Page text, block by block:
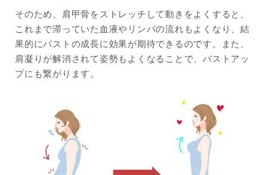
そのため、肩甲骨をストレッチして動きをよくすると、
これまで滞っていた血液やリンパの流れもよくなり、結
果的にバストの成長に効果が期待できるのです。また、
肩凝りが解消されて姿勢もよくなることで、バストアッ
プにも繋がります。